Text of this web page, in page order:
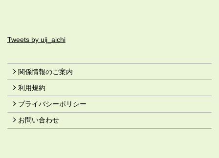
Tweets by uij_aichi
関係情報のご案内
利用規約
プライバシーポリシー
お問い合わせ